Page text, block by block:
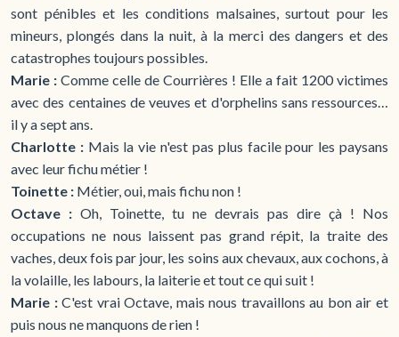
sont pénibles et les conditions malsaines, surtout pour les
mineurs, plongés dans la nuit, à la merci des dangers et des
catastrophes toujours possibles.
Marie : Comme celle de Courrières ! Elle a fait 1200 victimes
avec des centaines de veuves et d'orphelins sans ressources…
il y a sept ans.
Charlotte :Mais la vie n'est pas plus facile pour les paysans
avec leur fichu métier !
Toinette : Métier, oui, mais fichu non !
Octave : Oh, Toinette, tu ne devrais pas dire çà ! Nos
occupations ne nous laissent pas grand répit, la traite des
vaches, deux fois par jour, les soins aux chevaux, aux cochons, à
la volaille, les labours, la laiterie et tout ce qui suit !
Marie :C'est vrai Octave, mais nous travaillons au bon air et
puis nous ne manquons de rien !